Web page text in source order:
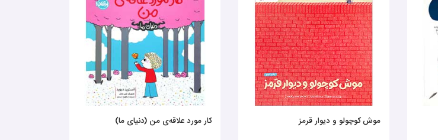
موش کوچولو و دیوار قرمز کار مورد علاقه‌ی من (دنیای ما)